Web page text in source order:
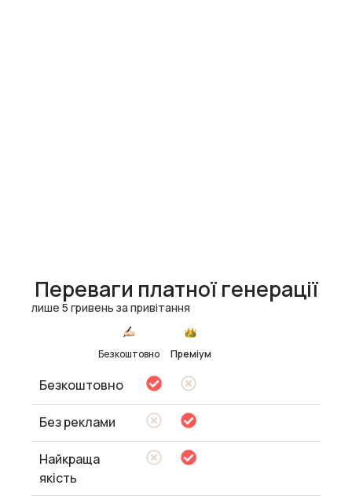
Переваги платної генерації
лише 5 гривень за привітання
Безкоштовно Преміум
Безкоштовно
Без реклами
Найкраща
якість